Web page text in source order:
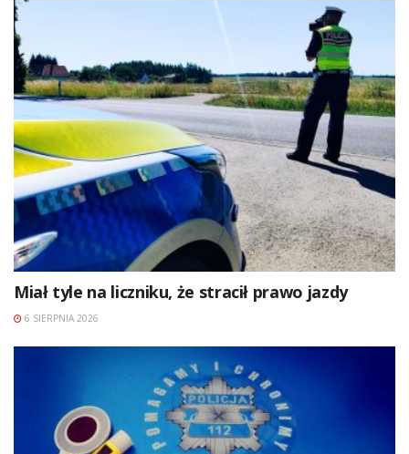
Miał tyle na liczniku, że stracił prawo jazdy
6 SIERPNIA 2026